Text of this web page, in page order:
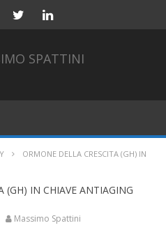
ORMONE DELLA CRESCITA (GH) IN
Massimo Spattini